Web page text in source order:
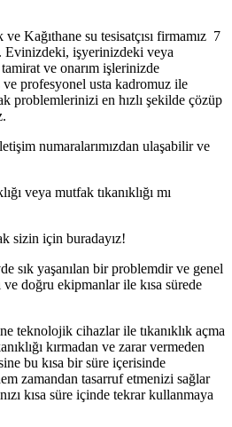
ve Kağıthane su tesisatçısı firmamız 7
Evinizdeki, işyerinizdeki veya
ve onarım işlerinizde
profesyonel usta kadromuz ile
problemlerinizi en hızlı şekilde çözüp
numaralarımızdan ulaşabilir ve
veya mutfak tıkanıklığı mı
sizin için buradayız!
sık yaşanılan bir problemdir ve genel
doğru ekipmanlar ile kısa sürede
teknolojik cihazlar ile tıkanıklık açma
kırmadan ve zarar vermeden
bu kısa bir süre içerisinde
zamandan tasarruf etmenizi sağlar
kısa süre içinde tekrar kullanmaya